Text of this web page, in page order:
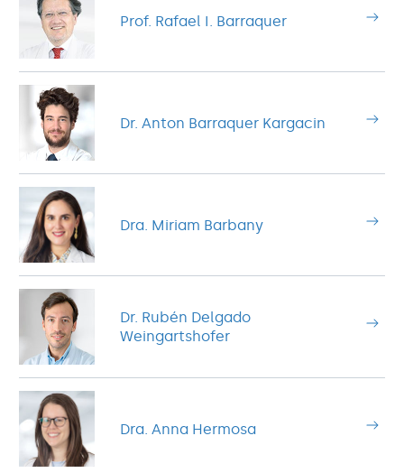
Prof. Rafael I. Barraquer
Dr. Anton Barraquer Kargacin
Dra. Miriam Barbany
Dr. Rubén Delgado
Weingartshofer
Dra. Anna Hermosa